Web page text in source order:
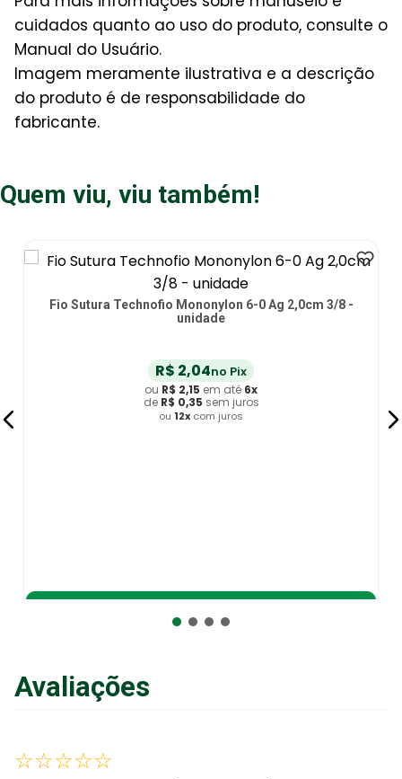
cuidados quanto ao uso do produto, consulte o
Manual do Usuário.
Imagem meramente ilustrativa e a descrição
do produto é de responsabilidade do
fabricante.
Quem viu, viu também!
Fio Sutura Technofio Mononylon 6-0 Ag 2,0cm 3/8 -
unidade
R$ 2,04no Pix
ou R$ 2,15 em até 6x
de R$ 0,35 sem juros
ou 12x com juros
Avaliações
☆☆☆☆☆